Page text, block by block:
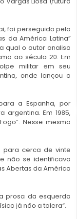
foi perseguido pela
da América Latina”
qual o autor analisa
ao século 20. Em
militar em seu
onde lançou a
a Espanha, por
Em 1985,
Nesse mesmo
para cerca de vinte
não se identificava
Abertas da América
prosa da esquerda
já não a tolera”.